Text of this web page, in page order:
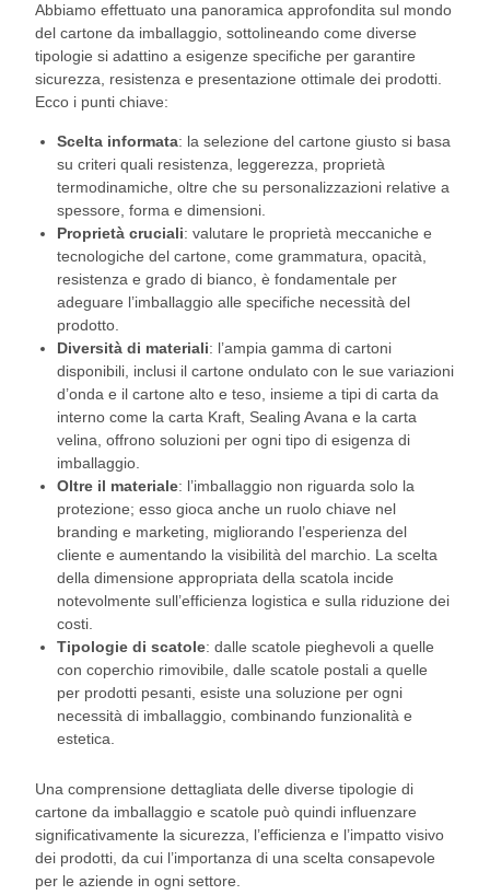
Abbiamo effettuato una panoramica approfondita sul mondo
del cartone da imballaggio, sottolineando come diverse
tipologie si adattino a esigenze specifiche per garantire
sicurezza, resistenza e presentazione ottimale dei prodotti.
Ecco i punti chiave:
Scelta informata: la selezione del cartone giusto si basa
su criteri quali resistenza, leggerezza, proprietà
termodinamiche, oltre che su personalizzazioni relative a
spessore, forma e dimensioni.
Proprietà cruciali: valutare le proprietà meccaniche e
tecnologiche del cartone, come grammatura, opacità,
resistenza e grado di bianco, è fondamentale per
adeguare l’imballaggio alle specifiche necessità del
prodotto.
Diversità di materiali: l’ampia gamma di cartoni
disponibili, inclusi il cartone ondulato con le sue variazioni
d’onda e il cartone alto e teso, insieme a tipi di carta da
interno come la carta Kraft, Sealing Avana e la carta
velina, offrono soluzioni per ogni tipo di esigenza di
imballaggio.
Oltre il materiale: l’imballaggio non riguarda solo la
protezione; esso gioca anche un ruolo chiave nel
branding e marketing, migliorando l’esperienza del
cliente e aumentando la visibilità del marchio. La scelta
della dimensione appropriata della scatola incide
notevolmente sull’efficienza logistica e sulla riduzione dei
costi.
Tipologie di scatole: dalle scatole pieghevoli a quelle
con coperchio rimovibile, dalle scatole postali a quelle
per prodotti pesanti, esiste una soluzione per ogni
necessità di imballaggio, combinando funzionalità e
estetica.
Una comprensione dettagliata delle diverse tipologie di
cartone da imballaggio e scatole può quindi influenzare
significativamente la sicurezza, l’efficienza e l’impatto visivo
dei prodotti, da cui l’importanza di una scelta consapevole
per le aziende in ogni settore.